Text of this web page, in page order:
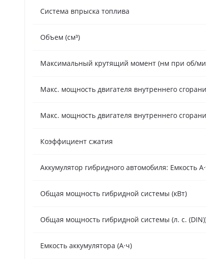
Система впрыска топлива
Объем (см³)
Максимальный крутящий момент (нм при об/
Макс. мощность двигателя внутреннего
Макс. мощность двигателя внутреннего
Коэффициент сжатия
Аккумулятор гибридного автомобиля: Емкость
Общая мощность гибридной системы (кВт)
Общая мощность гибридной системы (л. с.
Емкость аккумулятора (А·ч)